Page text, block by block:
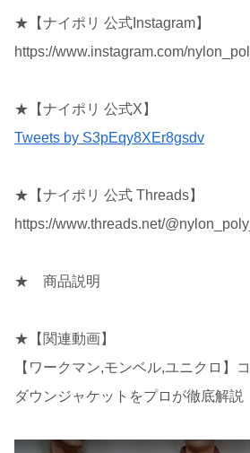
★【ナイポリ 公式Instagram】
https://www.instagram.com/
★【ナイポリ 公式X】
Tweets by S3pEqy8XEr8gsdv
★【ナイポリ 公式 Threads】
https://www.threads.net/
★ 商品説明
★【関連動画】
【ワークマン,モンベル,ユニクロ】
ダウンジャケットをプロが徹底解説